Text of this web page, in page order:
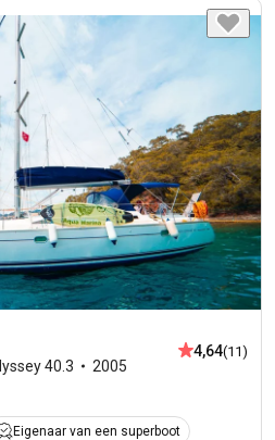
40.3
2005
4,64(11)
Eigenaar van een superboot